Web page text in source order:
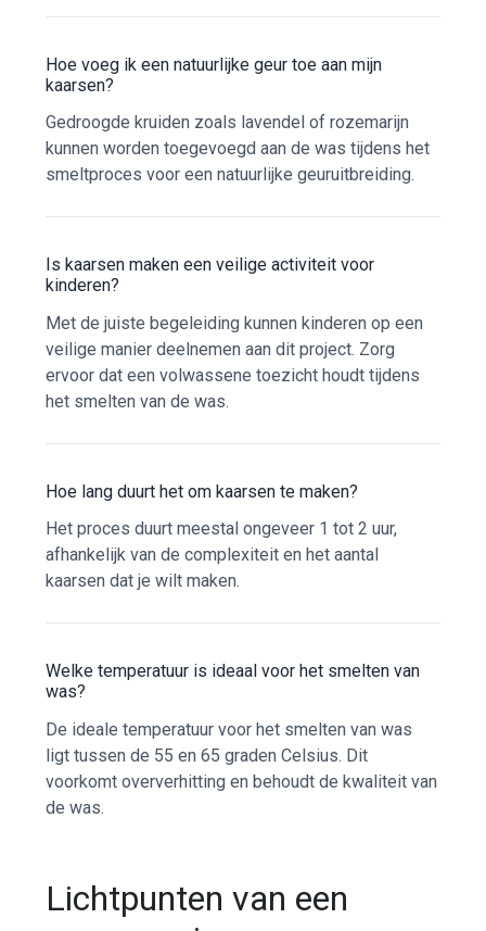
Hoe voeg ik een natuurlijke geur toe aan mijn
kaarsen?
Gedroogde kruiden zoals lavendel of rozemarijn
kunnen worden toegevoegd aan de was tijdens het
smeltproces voor een natuurlijke geuruitbreiding.
Is kaarsen maken een veilige activiteit voor
kinderen?
Met de juiste begeleiding kunnen kinderen op een
veilige manier deelnemen aan dit project. Zorg
ervoor dat een volwassene toezicht houdt tijdens
het smelten van de was.
Hoe lang duurt het om kaarsen te maken?
Het proces duurt meestal ongeveer 1 tot 2 uur,
afhankelijk van de complexiteit en het aantal
kaarsen dat je wilt maken.
Welke temperatuur is ideaal voor het smelten van
was?
De ideale temperatuur voor het smelten van was
ligt tussen de 55 en 65 graden Celsius. Dit
voorkomt oververhitting en behoudt de kwaliteit van
de was.
Lichtpunten van een